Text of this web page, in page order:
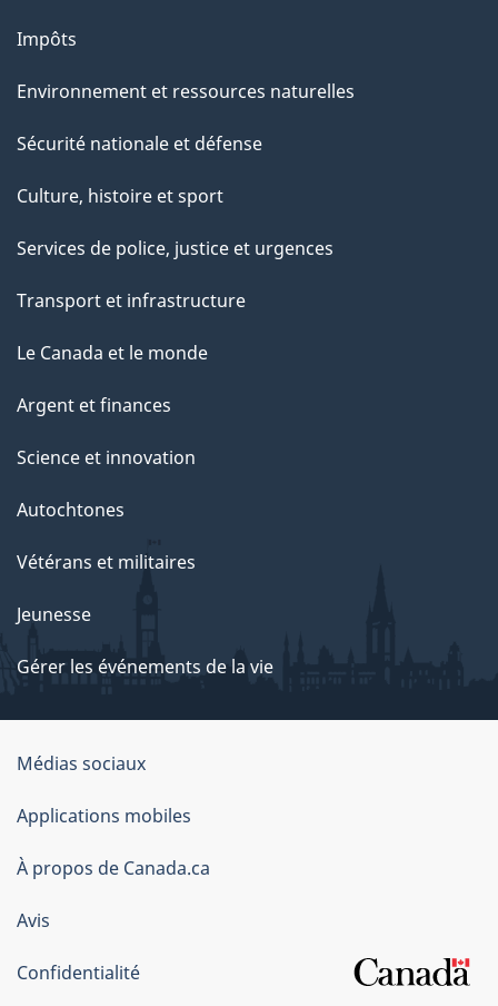
Impôts
Environnement et ressources naturelles
Sécurité nationale et défense
Culture, histoire et sport
Services de police, justice et urgences
Transport et infrastructure
Le Canada et le monde
Argent et finances
Science et innovation
Autochtones
Vétérans et militaires
Jeunesse
Gérer les événements de la vie
Organisation
du
gouvernement
du
Canada
Médias sociaux
Applications mobiles
À propos de Canada.ca
Avis
Confidentialité